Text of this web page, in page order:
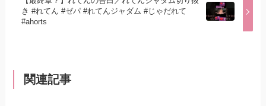
き #れてん #ゼパ #れてんジャダム #じゃだれて
#ahorts
関連記事